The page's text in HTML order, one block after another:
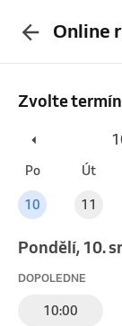
Online
Zvolte termín
Po Út
10 11
pondělí, 10.
DOPOLEDNE
10:00